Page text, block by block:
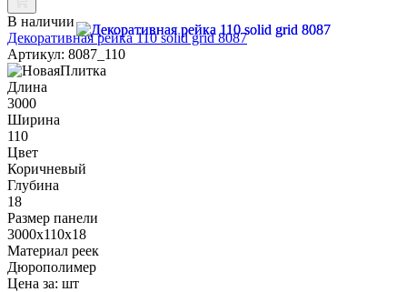
В наличии
Декоративная рейка 110 solid grid 8087
Артикул: 8087_110
Длина
3000
Ширина
110
Цвет
Коричневый
Глубина
18
Размер панели
3000x110x18
Материал реек
Дюрополимер
Цена за: шт